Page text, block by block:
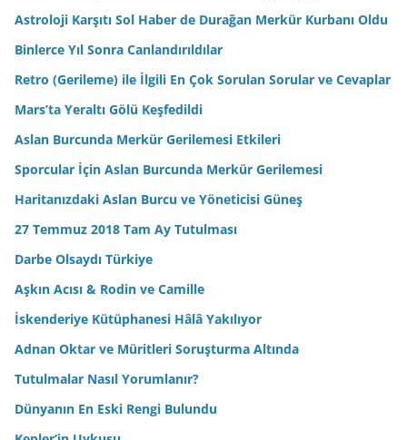
Astroloji Karşıtı Sol Haber de Durağan Merkür Kurbanı Oldu
Binlerce Yıl Sonra Canlandırıldılar
Retro (Gerileme) ile İlgili En Çok Sorulan Sorular ve Cevaplar
Mars’ta Yeraltı Gölü Keşfedildi
Aslan Burcunda Merkür Gerilemesi Etkileri
Sporcular İçin Aslan Burcunda Merkür Gerilemesi
Haritanızdaki Aslan Burcu ve Yöneticisi Güneş
27 Temmuz 2018 Tam Ay Tutulması
Darbe Olsaydı Türkiye
Aşkın Acısı & Rodin ve Camille
İskenderiye Kütüphanesi Hâlâ Yakılıyor
Adnan Oktar ve Müritleri Soruşturma Altında
Tutulmalar Nasıl Yorumlanır?
Dünyanın En Eski Rengi Bulundu